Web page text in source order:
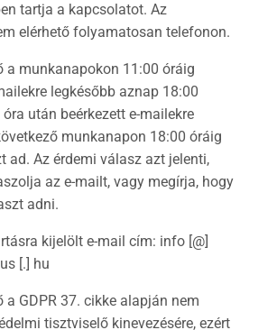
tartja a kapcsolatot. Az
elérhető folyamatosan telefonon.
a munkanapokon 11:00 óráig
legkésőbb aznap 18:00
után beérkezett e-mailekre
munkanapon 18:00 óráig
ad. Az érdemi válasz azt jelenti,
az e-mailt, vagy megírja, hogy
adni.
kijelölt e-mail cím: info [@]
[.] hu
a GDPR 37. cikke alapján nem
tisztviselő kinevezésére, ezért